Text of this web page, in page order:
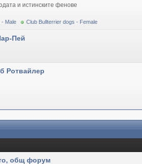
и истинските фенове
- Male Club Bullterrier dogs - Female
Пей
Ротвайлер
общ форум